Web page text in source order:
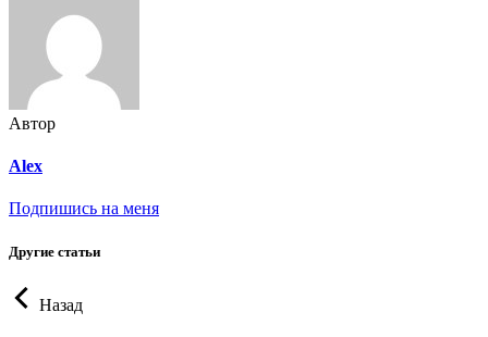
Автор
Alex
Подпишись на меня
Другие статьи
Назад